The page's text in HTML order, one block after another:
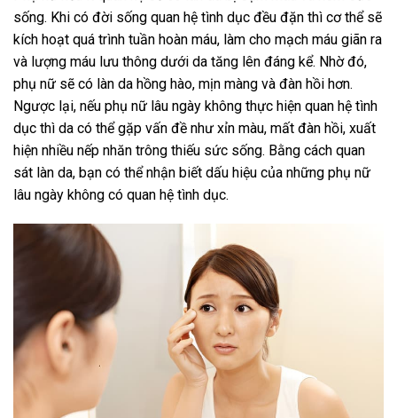
sống. Khi có đời sống quan hệ tình dục đều đặn thì cơ thể sẽ
kích hoạt quá trình tuần hoàn máu, làm cho mạch máu giãn ra
và lượng máu lưu thông dưới da tăng lên đáng kể. Nhờ đó,
phụ nữ sẽ có làn da hồng hào, mịn màng và đàn hồi hơn.
Ngược lại, nếu phụ nữ lâu ngày không thực hiện quan hệ tình
dục thì da có thể gặp vấn đề như xỉn màu, mất đàn hồi, xuất
hiện nhiều nếp nhăn trông thiếu sức sống. Bằng cách quan
sát làn da, bạn có thể nhận biết dấu hiệu của những phụ nữ
lâu ngày không có quan hệ tình dục.